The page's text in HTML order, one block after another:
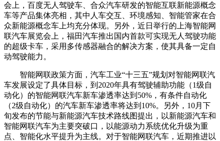
会上，百度无人驾驶车、合众汽车研发的智能互联新能源概念
车等产品集体亮相，其中人车交互、环境感知、智能管家在合
众新能源概念车上均充分体现。另外，近日举行的上海智能网
联汽车展览会上，福田汽车推出国内首款可实现无人驾驶功能
的超级卡车，采用多传感器融合的解决方案，使其具备一定自
动驾驶能力。
智能网联政策方面，汽车工业“十三五”规划对智能网联汽
车发展设定了具体目标，到2020年具有驾驶辅助功能（1级自
动化）的智能网联汽车新车渗透率达到50%，有条件自动化
（2级自动化）的汽车新车渗透率将达到10%。另外，10月下
旬发布的节能与新能源汽车技术路线图提出，以新能源汽车和
智能网联汽车为主要突破口，以能源动力系统优化升级为重
点、智能化水平提升为主线。对于智能网联汽车，近期推进以